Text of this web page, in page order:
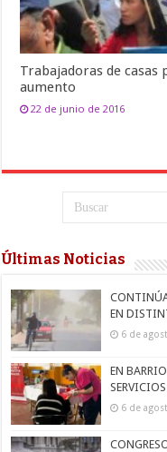
Trabajadoras de casas
aumento
22 de junio de 2016
Últimas Noticias
EN
6 de
EN
SERVICIOS
6 de